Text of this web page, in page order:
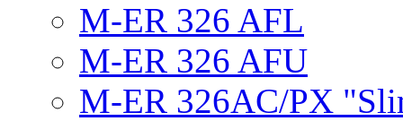
M-ER 326 AFL
M-ER 326 AFU
M-ER 326AC/PX